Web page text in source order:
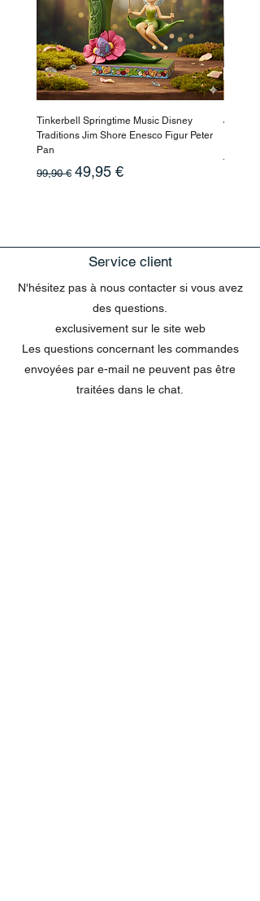
Tinkerbell Springtime Music Disney
Traditions Jim Shore Enesco Figur Peter
Pan
Prix original
99,90 € Prix promotionnel
49,95 €
Jasmin
Prix
199,90 €
Service client
N'hésitez pas à nous contacter si vous avez
des questions.
exclusivement sur le site web
Les questions concernant les commandes
envoyées par e-mail ne peuvent pas être
traitées dans le chat.